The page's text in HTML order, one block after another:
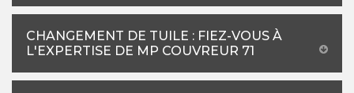
CHANGEMENT DE TUILE : FIEZ-VOUS À
L'EXPERTISE DE MP COUVREUR 71